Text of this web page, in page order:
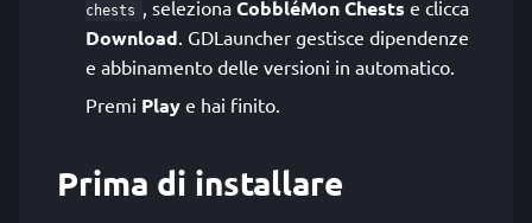
chests , seleziona CobbléMon Chests e clicca
Download. GDLauncher gestisce dipendenze
e abbinamento delle versioni in automatico.
Premi Play e hai finito.
Prima di installare